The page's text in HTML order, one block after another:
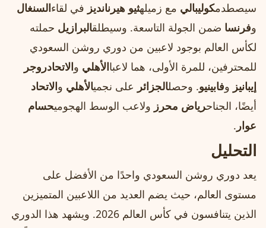
سيصطدمكوليبالي مع زميلهثيو هيرنانديز في لقاءالسنغال
وفرنسا ضمن الجولة التاسعة. وسيطلقالبرازيل حملته
لكأس العالم بوجود لاعبين من دوري روشن السعودي
للمحترفين، للمرة الأولى، هما لاعباالأهلي والاتحادروجر
إيبانيز وفابينيو. وحصلالجزائر على نجميالأهلي والاتحاد
أيضًا، الجناحرياض محرز ولاعب الوسط الهجوميحسام
عوار .
التحليل
يعد دوري روشن السعودي واحدًا من الأفضل على
مستوى العالم، حيث يضم العديد من اللاعبين المتميزين
الذين يتنافسون في كأس العالم 2026. ويشهد هذا الدوري